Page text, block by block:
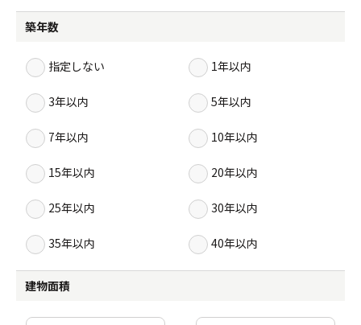
築年数
指定しない 1年以内
3年以内 5年以内
7年以内 10年以内
15年以内 20年以内
25年以内 30年以内
35年以内 40年以内
建物面積